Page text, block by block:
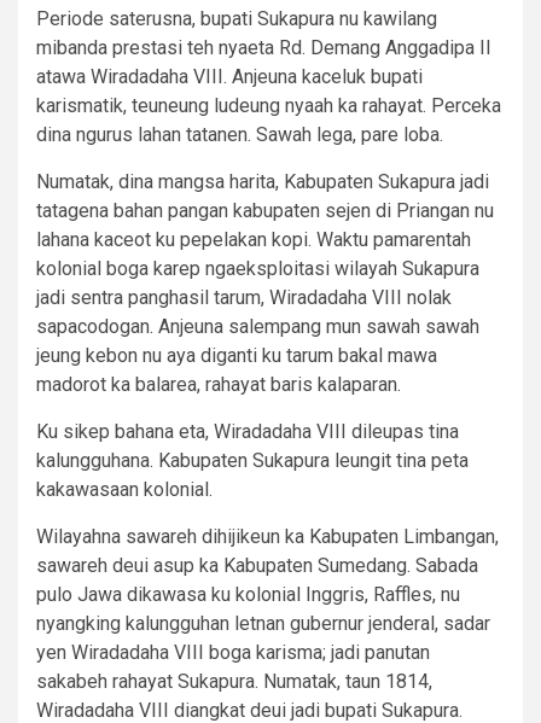
Periode saterusna, bupati Sukapura nu kawilang
mibanda prestasi teh nyaeta Rd. Demang Anggadipa II
atawa Wiradadaha VIII. Anjeuna kaceluk bupati
karismatik, teuneung ludeung nyaah ka rahayat. Perceka
dina ngurus lahan tatanen. Sawah lega, pare loba.
Numatak, dina mangsa harita, Kabupaten Sukapura jadi
tatagena bahan pangan kabupaten sejen di Priangan nu
lahana kaceot ku pepelakan kopi. Waktu pamarentah
kolonial boga karep ngaeksploitasi wilayah Sukapura
jadi sentra panghasil tarum, Wiradadaha VIII nolak
sapacodogan. Anjeuna salempang mun sawah sawah
jeung kebon nu aya diganti ku tarum bakal mawa
madorot ka balarea, rahayat baris kalaparan.
Ku sikep bahana eta, Wiradadaha VIII dileupas tina
kalungguhana. Kabupaten Sukapura leungit tina peta
kakawasaan kolonial.
Wilayahna sawareh dihijikeun ka Kabupaten Limbangan,
sawareh deui asup ka Kabupaten Sumedang. Sabada
pulo Jawa dikawasa ku kolonial Inggris, Raffles, nu
nyangking kalungguhan letnan gubernur jenderal, sadar
yen Wiradadaha VIII boga karisma; jadi panutan
sakabeh rahayat Sukapura. Numatak, taun 1814,
Wiradadaha VIII diangkat deui jadi bupati Sukapura.